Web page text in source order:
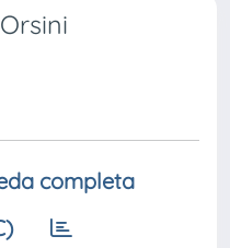
completa